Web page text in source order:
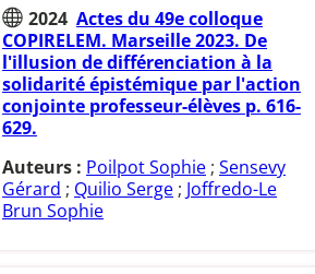
2024 Actes du 49e colloque
COPIRELEM. Marseille 2023. De
l'illusion de différenciation à la
solidarité épistémique par l'action
conjointe professeur-élèves p. 616-
629.
Auteurs : Poilpot Sophie ; Sensevy
Gérard ; Quilio Serge ; Joffredo-Le
Brun Sophie